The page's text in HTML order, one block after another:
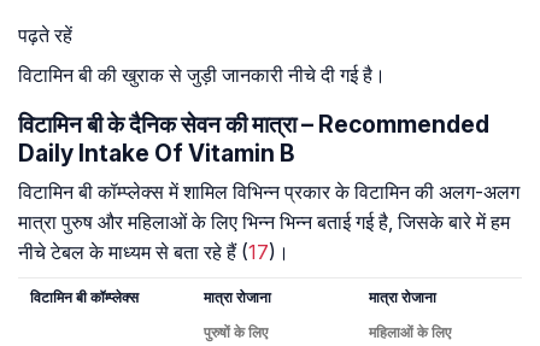
पढ़ते रहें
विटामिन बी की खुराक से जुड़ी जानकारी नीचे दी गई है।
विटामिन बी के दैनिक सेवन की मात्रा – Recommended
Daily Intake Of Vitamin B
विटामिन बी कॉम्प्लेक्स में शामिल विभिन्न प्रकार के विटामिन की अलग-अलग
मात्रा पुरुष और महिलाओं के लिए भिन्न भिन्न बताई गई है, जिसके बारे में हम
नीचे टेबल के माध्यम से बता रहे हैं (17)।
विटामिन बी कॉम्प्लेक्स मात्रा रोजाना
पुरुषों के लिए
मात्रा रोजाना
महिलाओं के लिए